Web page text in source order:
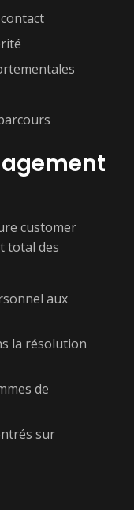
customer
total des
aux
la résolution
de
sur